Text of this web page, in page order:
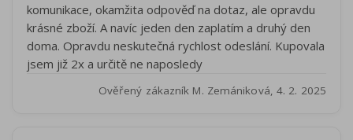
komunikace, okamžita odpověď na dotaz, ale opravdu
krásné zboží. A navíc jeden den zaplatím a druhý den
doma. Opravdu neskutečná rychlost odeslání. Kupovala
jsem již 2x a určitě ne naposledy
Ověřený zákazník M. Zemániková, 4. 2. 2025